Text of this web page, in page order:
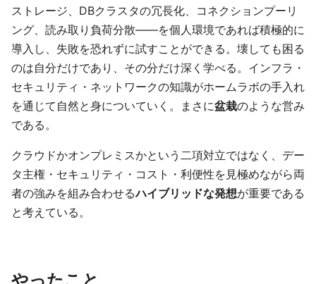
ストレージ、DBクラスタの冗長化、コネクションプーリ
ング、読み取り負荷分散——を個人環境であれば積極的に
導入し、失敗を恐れずに試すことができる。壊しても困る
のは自分だけであり、その分だけ深く学べる。インフラ・
セキュリティ・ネットワークの知識がホームラボの手入れ
を通じて自然と身についていく。まさに盆栽のような営み
である。
クラウドかオンプレミスかという二項対立ではなく、デー
タ主権・セキュリティ・コスト・利便性を見極めながら両
者の強みを組み合わせるハイブリッドな発想が重要である
と考えている。